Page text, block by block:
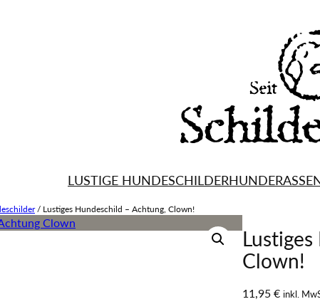
LUSTIGE HUNDESCHILDER
/ Lustiges Hundeschild – Achtung, Clown!
Clown!
11,95 € inkl.